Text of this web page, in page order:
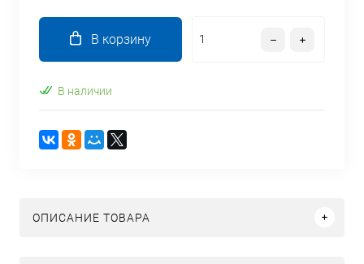
В корзину
В наличии
ОПИСАНИЕ ТОВАРА